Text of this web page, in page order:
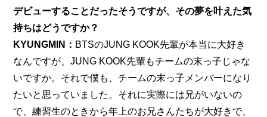
デビューすることだったそうですが、その夢を叶えた気
持ちはどうですか？
KYUNGMIN： BTSのJUNG KOOK先輩が本当に大好き
なんですが、JUNG KOOK先輩もチームの末っ子じゃな
いですか。それで僕も、チームの末っ子メンバーになり
たいと思っていました。それに実際には兄がいないの
で、練習生のときから年上のお兄さんたちが大好きで、